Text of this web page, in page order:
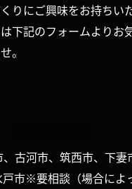
りにご興味をお持ちい
下記のフォームよりお
。
古河市、筑西市、下妻
市※要相談（場合によ